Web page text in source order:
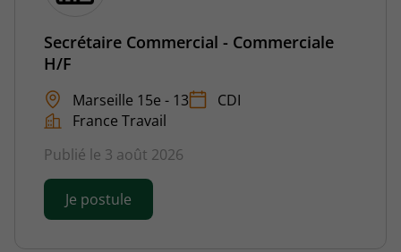
Secrétaire Commercial - Commerciale
H/F
Marseille 15e - 13
CDI
France Travail
Publié le 3 août 2026
Je postule